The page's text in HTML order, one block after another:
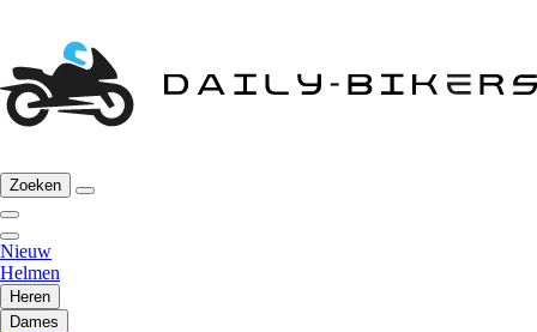
Zoeken
Nieuw
Helmen
Heren
Dames